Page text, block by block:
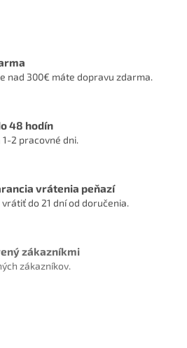
nad 300€ máte dopravu zdarma.
48 hodín
2 pracovné dni.
vrátenia peňazí
do 21 dní od doručenia.
zákazníkmi
zákazníkov.